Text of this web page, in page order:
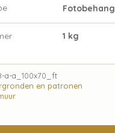
Fotobehang
1 kg
a-a_100x70_ft
en patronen